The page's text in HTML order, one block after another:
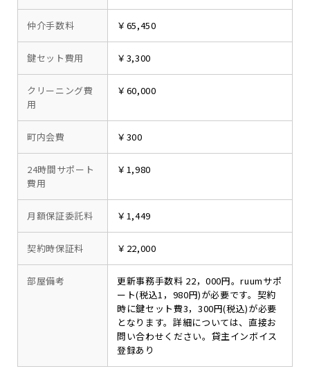
仲介手数料 ￥65,450
鍵セット費用 ￥3,300
クリーニング費
用
￥60,000
町内会費 ￥300
24時間サポート
費用
￥1,980
月額保証委託料 ￥1,449
契約時保証料 ￥22,000
部屋備考
更新事務手数料 22，000円。ruumサポ
ート(税込1，980円)が必要です。契約
時に鍵セット費3，300円(税込)が必要
となります。詳細については、直接お
問い合わせください。貸主インボイス
登録あり